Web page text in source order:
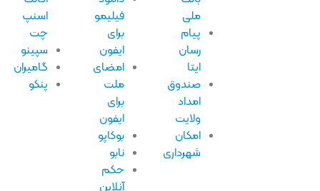
پیام
رسان
صندوق
امداد
ولایت
امکان
شهرداری
فیلیمو
ایفون
امضای
ایفون
بوکاپو
نابو
حکم
اسنپ
سپینو
گامیران
پنکو